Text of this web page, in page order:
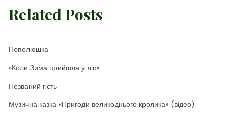
Related Posts
Попелюшка
«Коли Зима прийшла у ліс»
Незваний гість
Музична казка «Пригоди великоднього кролика» (відео)